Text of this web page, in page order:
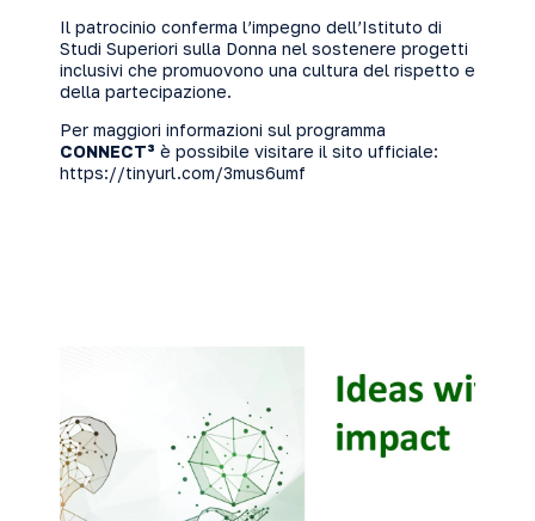
Il patrocinio conferma l’impegno dell’Istituto di
Studi Superiori sulla Donna nel sostenere progetti
inclusivi che promuovono una cultura del rispetto e
della partecipazione.
Per maggiori informazioni sul programma
CONNECT³ è possibile visitare il sito ufficiale:
https://tinyurl.com/3mus6umf